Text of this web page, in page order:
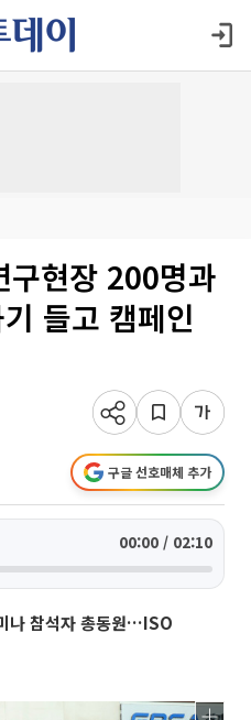
구현장 200명과
들고 캠페인
구글 선호매체 추가
00:00 / 02:10
나 참석자 총동원…ISO